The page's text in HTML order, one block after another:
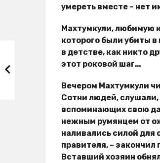
умереть вместе – нет
Махтумкули, любимую
которого были убиты в
в детстве, как никто
этот роковой шаг…
Вечером Махтумкули
Сотни людей,
вспоминающих свою
нежным румянцем от
наливались силой для
правителя, – закончил
Вставший хозяин